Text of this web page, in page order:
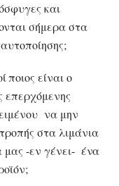
και
σήμερα στα
είναι ο
επερχόμενης
να μην
στα λιμάνια
μας -εν γένει- ένα